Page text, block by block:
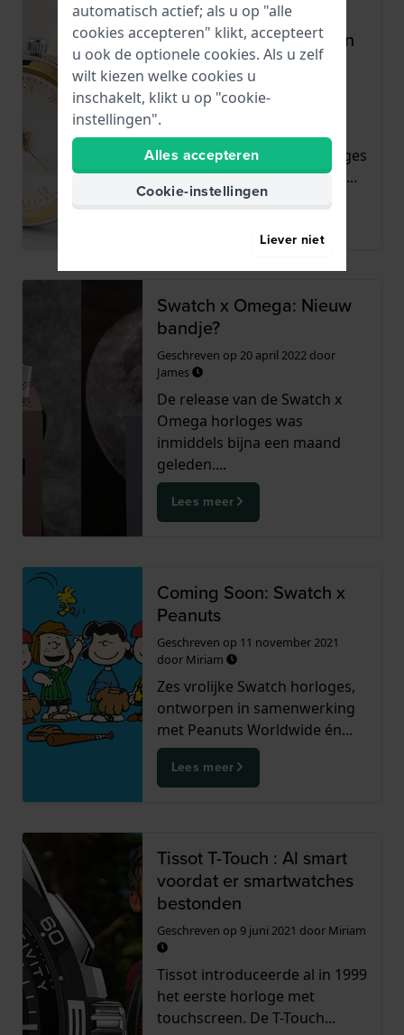
Nieuw bij Horloge.be:
Luxe dameshorloges van
Balmain
Geschreven op 21 april 2022
Miriam
Gratieus en chique als
Couture; Zo zou je de horloges
van Balmain het beste kunn...
Lees meer
Swatch x Omega: Nieuw
bandje?
Geschreven op 20 april 2022door
James
De release van de Swatch x
Omega horloges was
inmiddels bijna een maand
geleden....
Lees meer
Coming Soon: Swatch x
Peanuts
Geschreven op 11 november 2021
door Miriam
Zes vrolijke Swatch horloges,
ontworpen in samenwerking
met Peanuts Worldwide én...
Lees meer
Tissot T-Touch : Al smart
voordat er smartwatches
bestonden
Geschreven op 9 juni 2021 door Miriam
Tissot introduceerde al in 1999
het eerste horloge met
touchscreen. De T-Touch...
automatisch actief; als u op "alle
cookies accepteren" klikt, accepteert
u ook de optionele cookies. Als u zelf
wilt kiezen welke cookies u
inschakelt, klikt u op "cookie-
instellingen".
Alles accepteren
Cookie-instellingen
Liever niet